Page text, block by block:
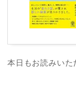
本日もお読みいた